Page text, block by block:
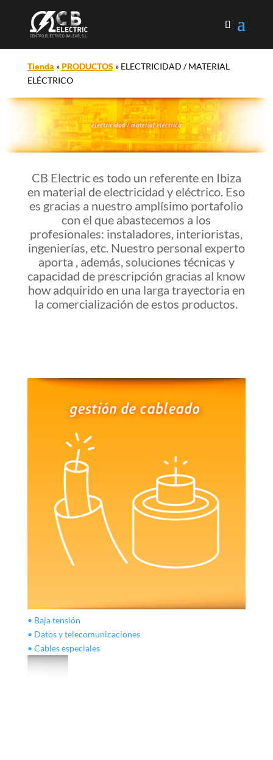
Tienda »PRODUCTOS» ELECTRICIDAD / MATERIAL
ELÉCTRICO
CB Electric es todo un referente en Ibiza
en material de electricidad y eléctrico. Eso
es gracias a nuestro amplísimo portafolio
con el que abastecemos a los
profesionales: instaladores, interioristas,
ingenierías, etc. Nuestro personal experto
aporta , además, soluciones técnicas y
capacidad de prescripción gracias al know
how adquirido en una larga trayectoria en
la comercialización de estos productos.
• Baja tensión
• Datos y telecomunicaciones
• Cables especiales